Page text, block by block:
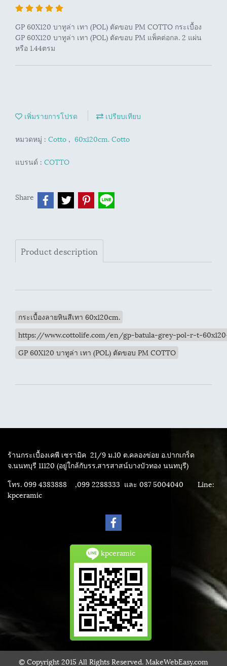
GP 60X120 บาทูล่า เทา (POL) ตัดขอบ PM COTTO กระเบื้อง
GP 60X120 บาทูล่า เทา (POL) ตัดขอบ PM แพ็คต่อกล. 2 แผ่น
หรือ 1.44ตรม
เพิ่มรายการโปรด เปรียบเทียบ
หมวดหมู่ : Cotto , 60x120cm. Cotto
แบรนด์ : COTTO
Share
Product description
กระเบื้องลายหินสีเทา 60x120cm.
https://www.cottolife.com/en/gp-batula-grey-pol-r-t-
GP 60X120 บาทูล่า เทา (POL) ตัดขอบ PM COTTO
ร้านกระเบื้องเคพี เซรามิค 21/9 ม.10 ต.คลองข่อย อ.ปากเกร็ด
จ.นนทบุรี 11120 (อยู่ใกล้กับรร.สารสาสน์บางบัวทอง นนทบุรี)
โทร. 099 4383888 ,099 2288333 และ 087 5004040 Line:
kpceramic
kpceramic
© Copyright 2015 All Rights Reserved. MakeWebEasy.com